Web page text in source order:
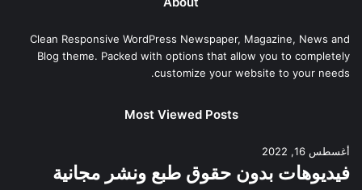
Clean Responsive WordPress Newspaper, Magazine, News and
Blog theme. Packed with options that allow you to completely
customize your website to your needs.
Most Viewed Posts
أغسطس 16, 2022
فيديوهات بدون حقوق طبع ونشر مجانية